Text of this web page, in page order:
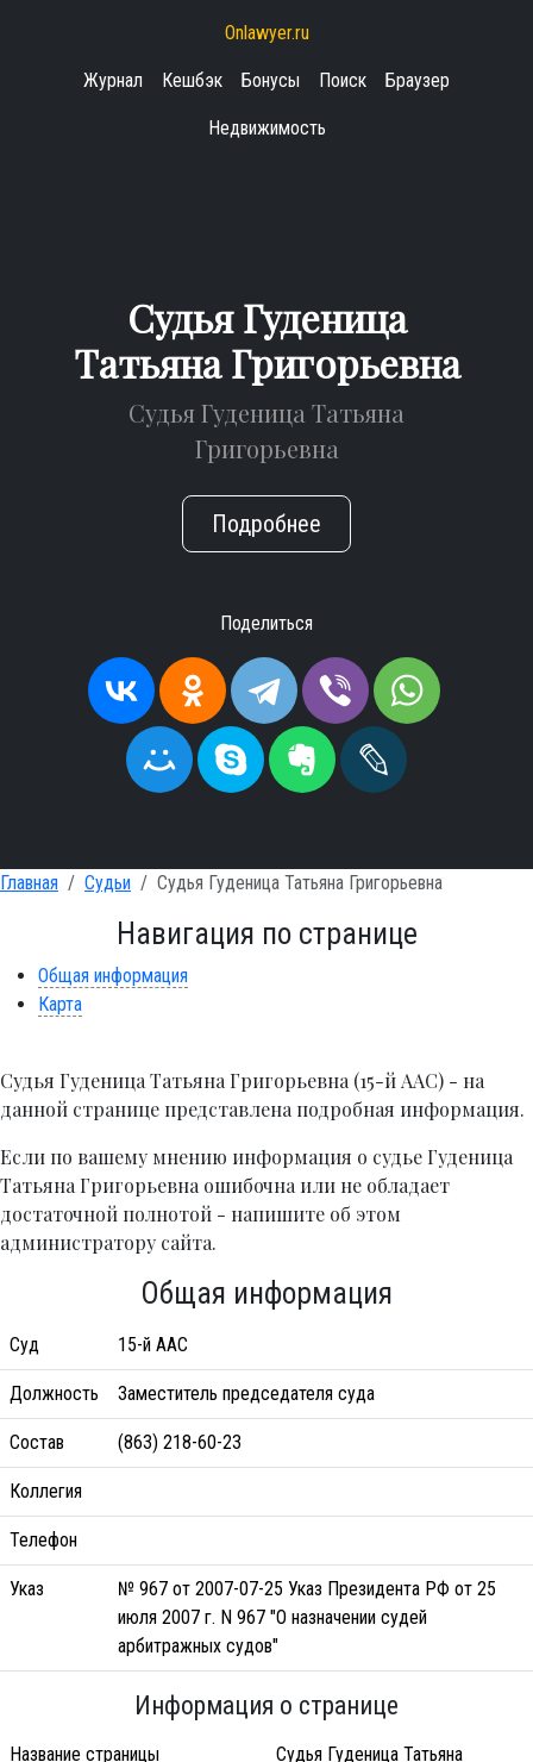
Onlawyer.ru
Журнал Кешбэк Бонусы Поиск Браузер
Недвижимость
Судья Гуденица
Татьяна Григорьевна
Судья Гуденица Татьяна
Григорьевна
Подробнее
Поделиться
Главная Судьи Судья Гуденица Татьяна Григорьевна
Навигация по странице
Общая информация
Карта
Судья Гуденица Татьяна Григорьевна (15-й ААС) - на
данной странице представлена подробная информация.
Если по вашему мнению информация о судье Гуденица
Татьяна Григорьевна ошибочна или не обладает
достаточной полнотой - напишите об этом
администратору сайта.
Общая информация
Суд 15-й ААС
Должность Заместитель председателя суда
Состав (863) 218-60-23
Коллегия
Телефон
Указ
№ 967 от 2007-07-25 Указ Президента РФ от 25
июля 2007 г. N 967 "О назначении судей
арбитражных судов"
Информация о странице
Название страницы
Судья Гуденица Татьяна